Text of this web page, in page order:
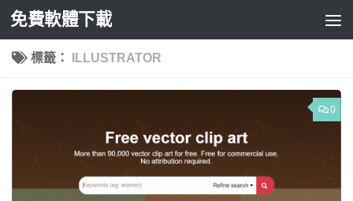
Skip to content
免費軟體下載
標籤： ILLUSTRATOR
0